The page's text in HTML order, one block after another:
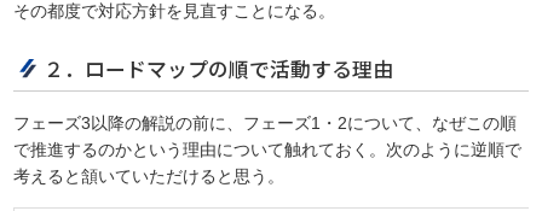
その都度で対応方針を見直すことになる。
２．ロードマップの順で活動する理由
フェーズ3以降の解説の前に、フェーズ1・2について、なぜこの順
で推進するのかという理由について触れておく。次のように逆順で
考えると頷いていただけると思う。